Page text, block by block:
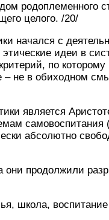
родоплеменного
целого. /20/
начался с
идеи в
по
– не в обиходном
является
самовоспитания
абсолютно
продолжили
школа, воспитание